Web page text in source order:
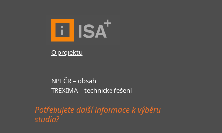
O projektu
NPI ČR – obsah
TREXIMA – technické řešení
Potřebujete další informace k výběru
studia?